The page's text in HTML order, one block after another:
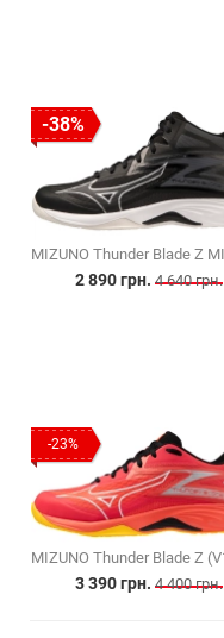
-38%
2 890 грн. 4 640 грн.
-23%
3 390 грн. 4 400 грн.